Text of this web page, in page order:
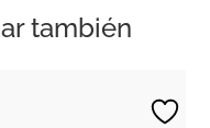
también